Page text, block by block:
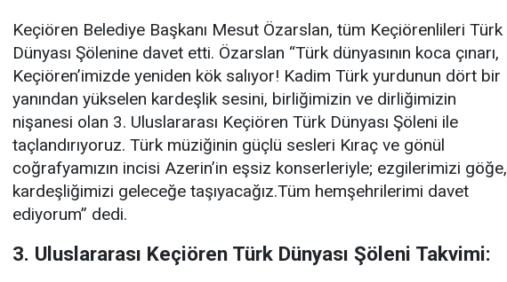
Keçiören Belediye Başkanı Mesut Özarslan, tüm Keçiörenlileri Türk
Dünyası Şölenine davet etti. Özarslan “Türk dünyasının koca çınarı,
Keçiören’imizde yeniden kök salıyor! Kadim Türk yurdunun dört bir
yanından yükselen kardeşlik sesini, birliğimizin ve dirliğimizin
nişanesi olan 3. Uluslararası Keçiören Türk Dünyası Şöleni ile
taçlandırıyoruz. Türk müziğinin güçlü sesleri Kıraç ve gönül
coğrafyamızın incisi Azerin’in eşsiz konserleriyle; ezgilerimizi göğe,
kardeşliğimizi geleceğe taşıyacağız.Tüm hemşehrilerimi davet
ediyorum” dedi.
3. Uluslararası Keçiören Türk Dünyası Şöleni Takvimi: